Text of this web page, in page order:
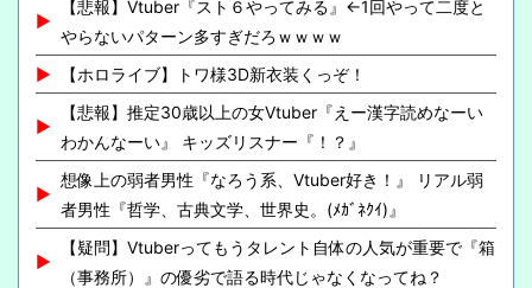
【悲報】Vtuber『スト６やってみる』←1回やって二度と
やらないパターン多すぎだろｗｗｗｗ
【ホロライブ】トワ様3D新衣装くっぞ！
【悲報】推定30歳以上の女Vtuber『えー漢字読めなーい
わかんなーい』 キッズリスナー『！？』
想像上の弱者男性『なろう系、Vtuber好き！』 リアル弱
者男性『哲学、古典文学、世界史。(ﾒｶﾞﾈｸｲ)』
【疑問】Vtuberってもうタレント自体の人気が重要で『箱
（事務所）』の優劣で語る時代じゃなくなってね？